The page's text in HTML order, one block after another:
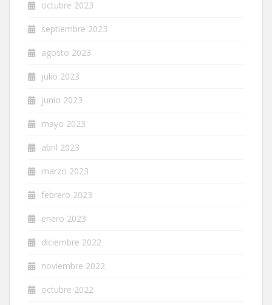
octubre 2023
septiembre 2023
agosto 2023
julio 2023
junio 2023
mayo 2023
abril 2023
marzo 2023
febrero 2023
enero 2023
diciembre 2022
noviembre 2022
octubre 2022